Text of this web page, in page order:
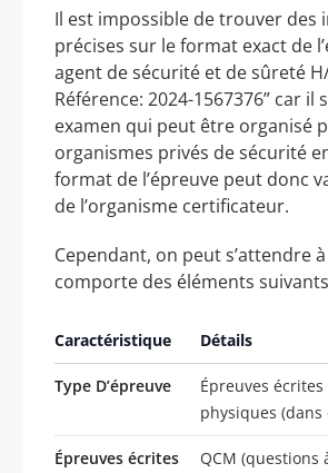
Il est impossible de trouver des
précises sur le format exact de
agent de sécurité et de sûreté
Référence: 2024-1567376” car il
examen qui peut être organisé
organismes privés de sécurité
format de l’épreuve peut donc
de l’organisme certificateur.
Cependant, on peut s’attendre à
comporte des éléments
Caractéristique Détails
Type D’épreuve
Épreuves
physiques (dans
Épreuves écrites
QCM (questions